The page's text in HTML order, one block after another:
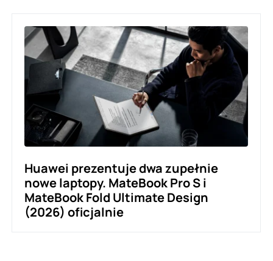
Huawei prezentuje dwa zupełnie
nowe laptopy. MateBook Pro S i
MateBook Fold Ultimate Design
(2026) oficjalnie